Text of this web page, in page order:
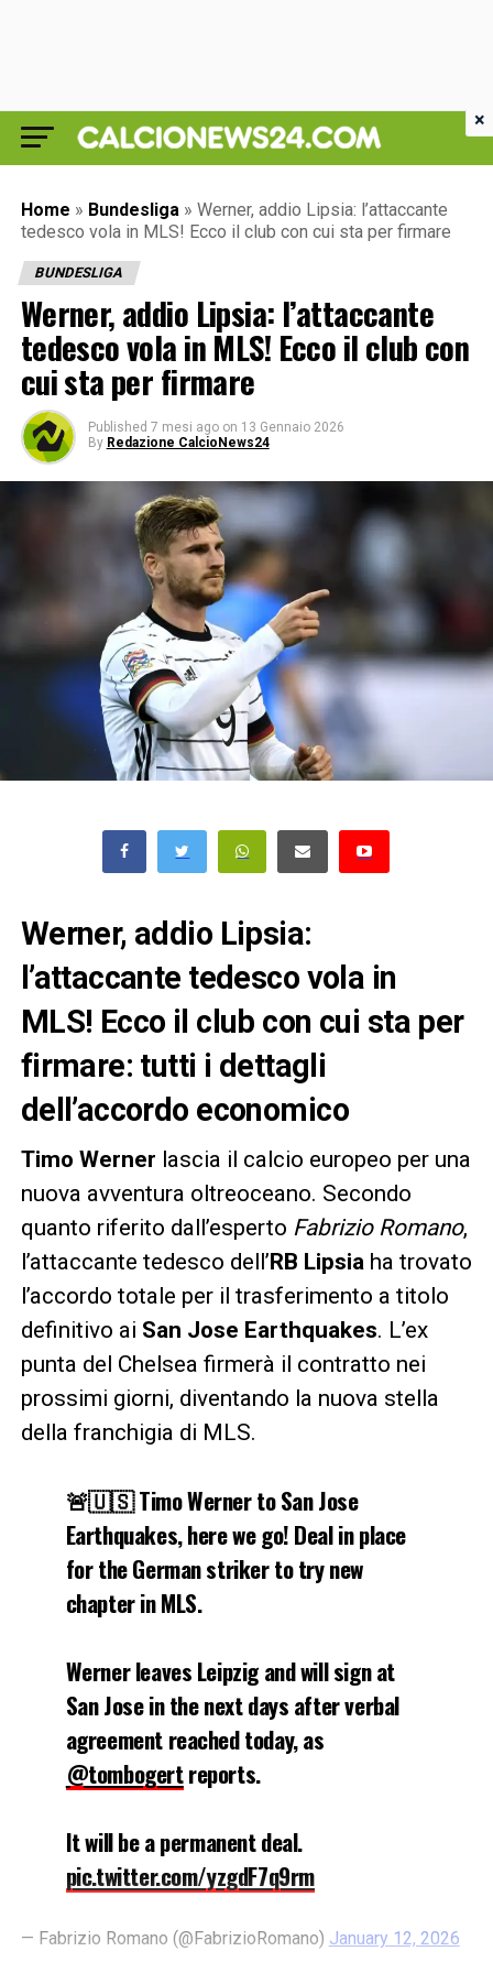
Home » Bundesliga » Werner, addio Lipsia: l’attaccante
tedesco vola in MLS! Ecco il club con cui sta per firmare
BUNDESLIGA
Werner, addio Lipsia: l’attaccante
tedesco vola in MLS! Ecco il club con
cui sta per firmare
Published 7 mesi ago on 13 Gennaio 2026
By Redazione CalcioNews24
Werner, addio Lipsia:
l’attaccante tedesco vola in
MLS! Ecco il club con cui sta per
firmare: tutti i dettagli
dell’accordo economico
Timo Werner lascia il calcio europeo per una
nuova avventura oltreoceano. Secondo
quanto riferito dall’esperto Fabrizio Romano,
l’attaccante tedesco dell’RB Lipsia ha trovato
l’accordo totale per il trasferimento a titolo
definitivo ai San Jose Earthquakes. L’ex
punta del Chelsea firmerà il contratto nei
prossimi giorni, diventando la nuova stella
della franchigia di MLS.
🚨🇺🇸 Timo Werner to San Jose
Earthquakes, here we go! Deal in place
for the German striker to try new
chapter in MLS.
Werner leaves Leipzig and will sign at
San Jose in the next days after verbal
agreement reached today, as
@tombogertreports.
It will be a permanent deal.
pic.twitter.com/yzgdF7q9rm
— Fabrizio Romano (@FabrizioRomano) January 12, 2026
×